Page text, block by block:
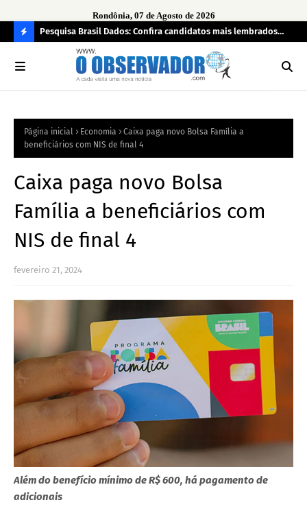
Rondônia, 07 de Agosto de 2026
O
R
Pesquisa Brasil Dados: Confira candidatos mais lembrados
pelo eleitorado de Rondônia para deputado estadual
Página inicial Economia
Caixa paga novo Bolsa Família a
beneficiários com NIS de final 4
Caixa paga novo Bolsa
Família a beneficiários com
NIS de final 4
fevereiro 21, 2024
Além do benefício mínimo de R$ 600, há pagamento de
adicionais